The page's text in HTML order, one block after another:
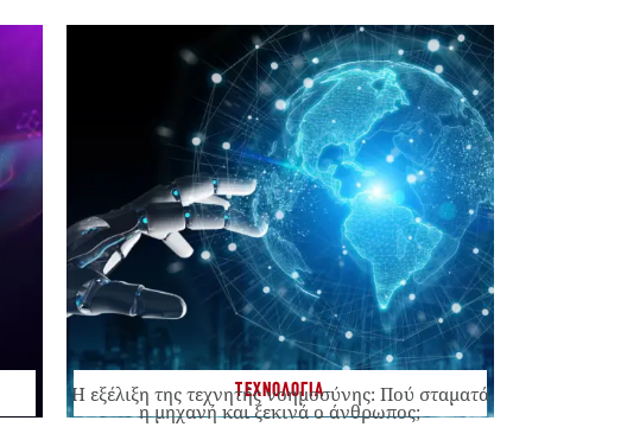
ΤΕΧΝΟΛΟΓΙΑ
Η εξέλιξη της τεχνητής νοημοσύνης: Πού σταματά
η μηχανή και ξεκινά ο άνθρωπος;